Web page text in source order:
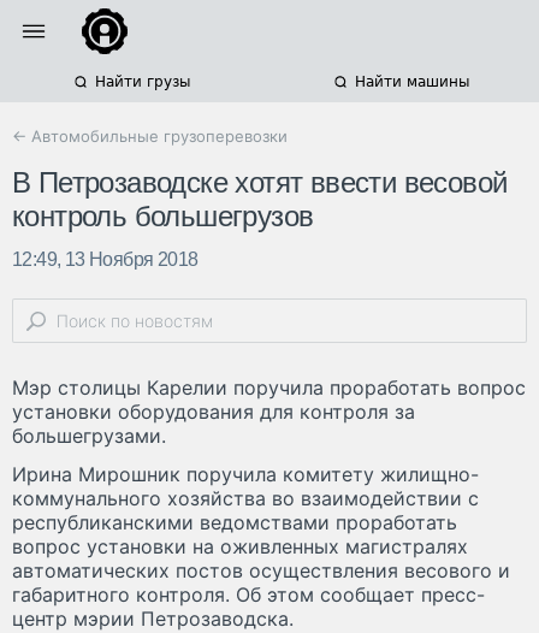
Найти грузы Найти машины
← Автомобильные грузоперевозки
В Петрозаводске хотят ввести весовой
контроль большегрузов
12:49, 13 Ноября 2018
Мэр столицы Карелии поручила проработать вопрос
установки оборудования для контроля за
большегрузами.
Ирина Мирошник поручила комитету жилищно-
коммунального хозяйства во взаимодействии с
республиканскими ведомствами проработать
вопрос установки на оживленных магистралях
автоматических постов осуществления весового и
габаритного контроля. Об этом сообщает пресс-
центр мэрии Петрозаводска.